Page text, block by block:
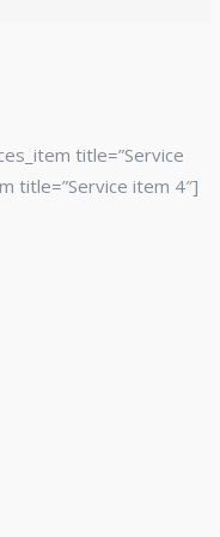
title=”Service
title=”Service item 4″]